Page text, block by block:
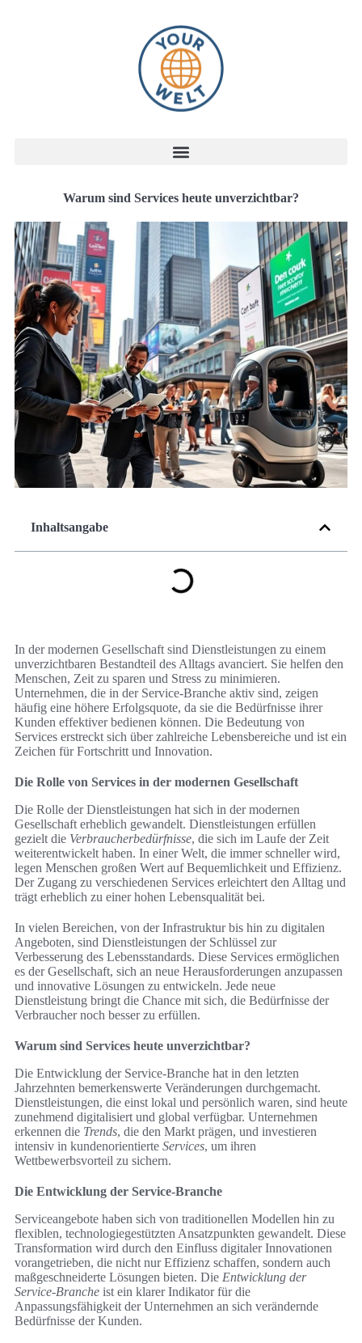
Warum sind Services heute unverzichtbar?
Inhaltsangabe
In der modernen Gesellschaft sind Dienstleistungen zu einem
unverzichtbaren Bestandteil des Alltags avanciert. Sie helfen den
Menschen, Zeit zu sparen und Stress zu minimieren.
Unternehmen, die in der Service-Branche aktiv sind, zeigen
häufig eine höhere Erfolgsquote, da sie die Bedürfnisse ihrer
Kunden effektiver bedienen können. Die Bedeutung von
Services erstreckt sich über zahlreiche Lebensbereiche und ist ein
Zeichen für Fortschritt und Innovation.
Die Rolle von Services in der modernen Gesellschaft
Die Rolle der Dienstleistungen hat sich in der modernen
Gesellschaft erheblich gewandelt. Dienstleistungen erfüllen
gezielt die Verbraucherbedürfnisse, die sich im Laufe der Zeit
weiterentwickelt haben. In einer Welt, die immer schneller wird,
legen Menschen großen Wert auf Bequemlichkeit und Effizienz.
Der Zugang zu verschiedenen Services erleichtert den Alltag und
trägt erheblich zu einer hohen Lebensqualität bei.
In vielen Bereichen, von der Infrastruktur bis hin zu digitalen
Angeboten, sind Dienstleistungen der Schlüssel zur
Verbesserung des Lebensstandards. Diese Services ermöglichen
es der Gesellschaft, sich an neue Herausforderungen anzupassen
und innovative Lösungen zu entwickeln. Jede neue
Dienstleistung bringt die Chance mit sich, die Bedürfnisse der
Verbraucher noch besser zu erfüllen.
Warum sind Services heute unverzichtbar?
Die Entwicklung der Service-Branche hat in den letzten
Jahrzehnten bemerkenswerte Veränderungen durchgemacht.
Dienstleistungen, die einst lokal und persönlich waren, sind heute
zunehmend digitalisiert und global verfügbar. Unternehmen
erkennen die Trends, die den Markt prägen, und investieren
intensiv in kundenorientierte Services, um ihren
Wettbewerbsvorteil zu sichern.
Die Entwicklung der Service-Branche
Serviceangebote haben sich von traditionellen Modellen hin zu
flexiblen, technologiegestützten Ansatzpunkten gewandelt. Diese
Transformation wird durch den Einfluss digitaler Innovationen
vorangetrieben, die nicht nur Effizienz schaffen, sondern auch
maßgeschneiderte Lösungen bieten. Die Entwicklung der
Service-Branche ist ein klarer Indikator für die
Anpassungsfähigkeit der Unternehmen an sich verändernde
Bedürfnisse der Kunden.